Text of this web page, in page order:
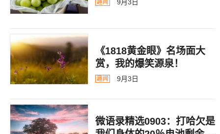
趣闻 9月3日
《1818黄金眼》名场面大
赏，我的爆笑源泉！
趣闻 9月3日
微语录精选0903：打哈欠是